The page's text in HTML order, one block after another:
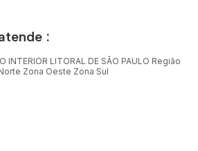
:
INTERIOR LITORAL DE SÃO PAULO Região
Zona Oeste Zona Sul